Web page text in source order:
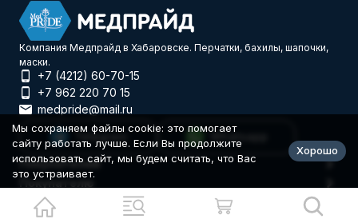
Компания Медпрайд в Хабаровске. Перчатки, бахилы, шапочки,
маски.
+7 (4212) 60-70-15
+7 962 220 70 15
medpride@mail.ru
Telegram
Whatsapp
Покупателям
Покупателю
© 2026 Еврогифт
Мы сохраняем файлы cookie: это помогает
сайту работать лучше. Если Вы продолжите
использовать сайт, мы будем считать, что Вас
это устраивает.
Хорошо